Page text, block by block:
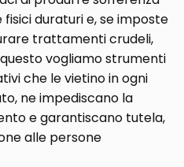
duraturi e, se imposte
trattamenti crudeli,
vogliamo strumenti
che le vietino in ogni
ne impediscano la
e garantiscano tutela,
alle persone